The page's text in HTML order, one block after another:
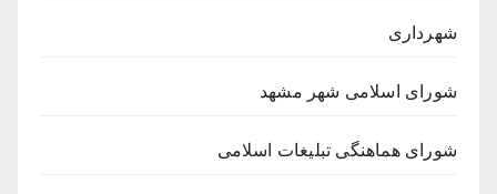
شهرداری
شورای اسلامی شهر مشهد
شورای هماهنگی تبلیغات اسلامی